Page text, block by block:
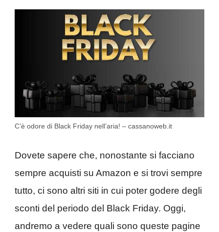
C’è odore di Black Friday nell’aria! – cassanoweb.it
Dovete sapere che, nonostante si facciano
sempre acquisti su Amazon e si trovi sempre
tutto, ci sono altri siti in cui poter godere degli
sconti del periodo del Black Friday. Oggi,
andremo a vedere quali sono queste pagine